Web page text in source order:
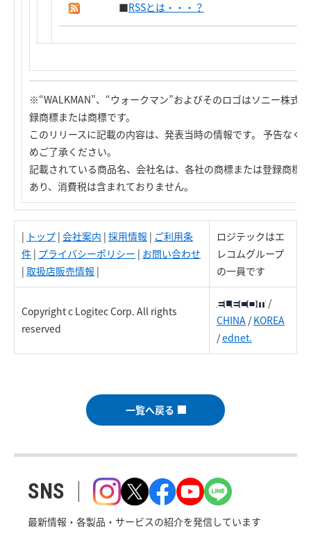
■RSSとは・・・？
※“WALKMAN”、“ウォークマン”およびそのロゴはソニー株式
録商標または商標です。
このリリースに記載の内容は、発表当時の情報です。 予告なく
めご了承ください。
記載されている商品名、会社名は、各社の商標または登録商標
あり、消費税は含まれておりません。
| トップ | 会社案内 | 採用情報 | ご利用条
件 | プライバシーポリシー | お問い合わせ
| 取扱店販売情報 |
ロジテックはエ
レコムグループ
の一員です
Copyright c Logitec Corp. All rights
reserved
/
CHINA /KOREA
/ednet.
一覧へ戻る
SNS
最新情報・各製品・サービスの紹介を発信しています